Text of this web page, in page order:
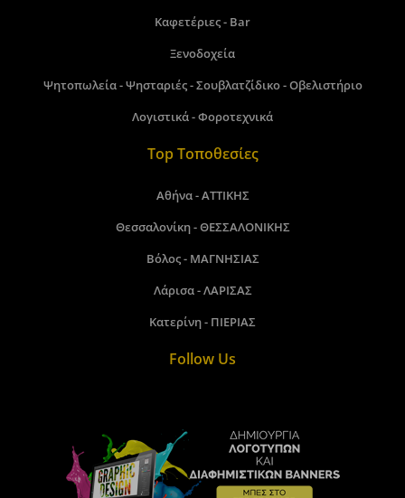
Καφετέριες - Bar
Ξενοδοχεία
Ψητοπωλεία - Ψησταριές - Σουβλατζίδικο - Οβελιστήριο
Λογιστικά - Φοροτεχνικά
Top Τοποθεσίες
Αθήνα - ΑΤΤΙΚΗΣ
Θεσσαλονίκη - ΘΕΣΣΑΛΟΝΙΚΗΣ
Βόλος - ΜΑΓΝΗΣΙΑΣ
Λάρισα - ΛΑΡΙΣΑΣ
Κατερίνη - ΠΙΕΡΙΑΣ
Follow Us